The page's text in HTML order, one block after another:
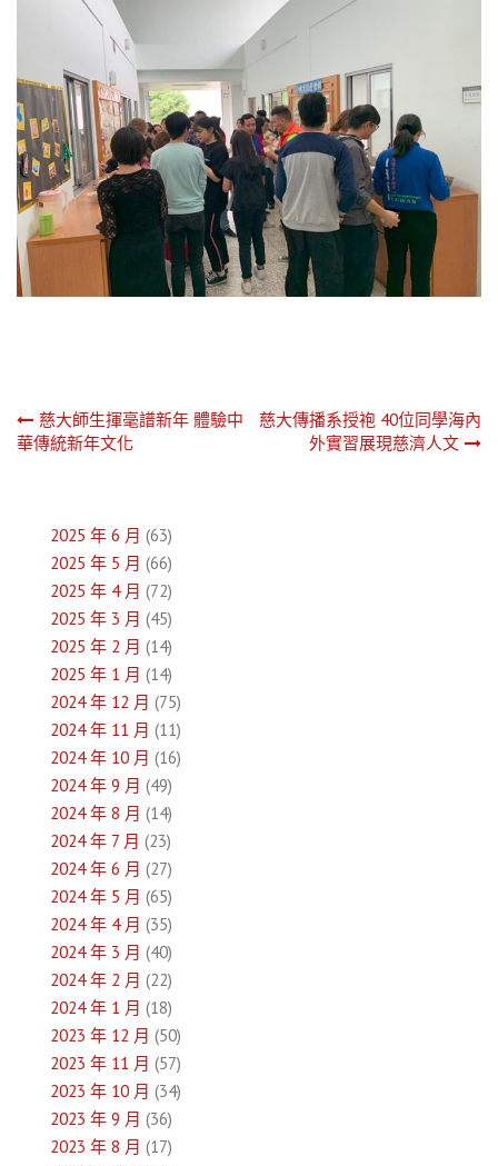
文
覽
慈大師生揮毫譜新年 體驗中
華傳統新年文化
慈大傳播系授袍 40位同學海內
外實習展現慈濟人文
2025 年 6 月 (63)
2025 年 5 月 (66)
2025 年 4 月 (72)
2025 年 3 月 (45)
2025 年 2 月 (14)
2025 年 1 月 (14)
2024 年 12 月 (75)
2024 年 11 月 (11)
2024 年 10 月 (16)
2024 年 9 月 (49)
2024 年 8 月 (14)
2024 年 7 月 (23)
2024 年 6 月 (27)
2024 年 5 月 (65)
2024 年 4 月 (35)
2024 年 3 月 (40)
2024 年 2 月 (22)
2024 年 1 月 (18)
2023 年 12 月 (50)
2023 年 11 月 (57)
2023 年 10 月 (34)
2023 年 9 月 (36)
2023 年 8 月 (17)